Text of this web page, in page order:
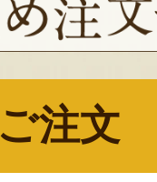
ご注文